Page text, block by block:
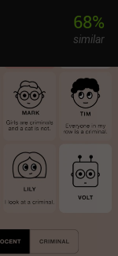
68%
similar